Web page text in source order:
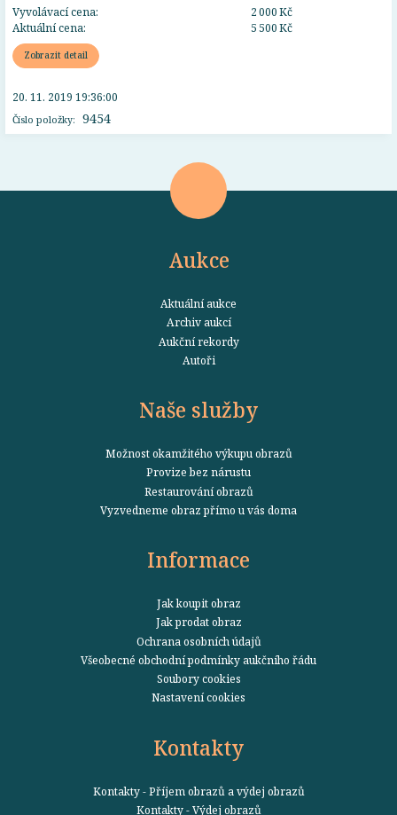
Vyvolávací cena:
2 000 Kč
Aktuální cena:
5 500 Kč
Zobrazit detail
Číslo položky: 9454
20. 11. 2019 19:36:00
Aukce
Aktuální aukce
Archiv aukcí
Aukční rekordy
Autoři
Naše služby
Možnost okamžitého výkupu obrazů
Provize bez nárustu
Restaurování obrazů
Vyzvedneme obraz přímo u vás doma
Informace
Jak koupit obraz
Jak prodat obraz
Ochrana osobních údajů
Všeobecné obchodní podmínky aukčního řádu
Soubory cookies
Nastavení cookies
Kontakty
Kontakty - Příjem obrazů a výdej obrazů
Kontakty - Výdej obrazů